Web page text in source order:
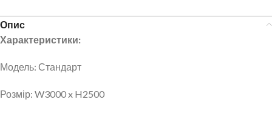
Опис
Характеристики:
Модель: Стандарт
Розмір: W3000 x H2500